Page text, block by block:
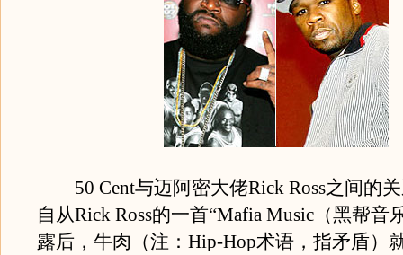
50 Cent与迈阿密大佬Rick Ross之间的
自从Rick Ross的一首“Mafia Music（黑帮音
露后，牛肉（注：Hip-Hop术语，指矛盾）